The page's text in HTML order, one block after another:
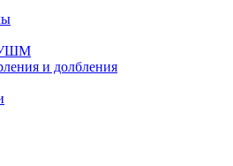
УШМ
и долбления